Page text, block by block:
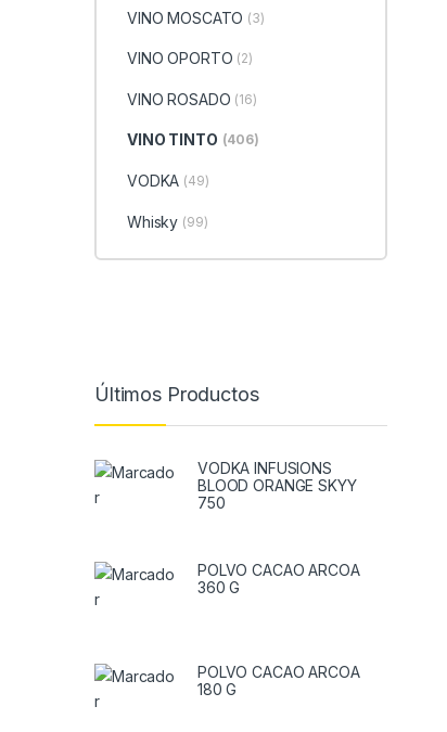
VINO MOSCATO (3)
VINO OPORTO (2)
VINO ROSADO (16)
VINO TINTO (406)
VODKA (49)
Whisky (99)
Últimos Productos
VODKA INFUSIONS
BLOOD ORANGE SKYY
750
POLVO CACAO ARCOA
360 G
POLVO CACAO ARCOA
180 G